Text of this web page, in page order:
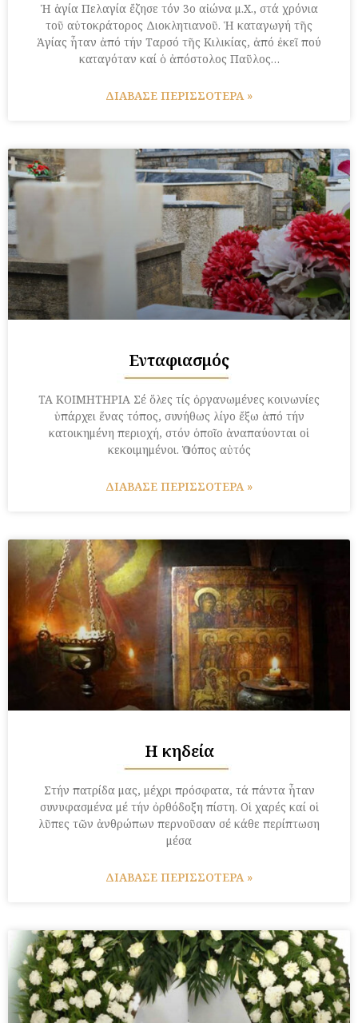
Ἡ ἁγία Πελαγία ἔζησε τόν 3ο αἰώνα μ.Χ., στά χρόνια
τοῦ αὐτοκράτορος Διοκλητιανοῦ. Ἡ καταγωγή τῆς
Ἁγίας ἦταν ἀπό τήν Ταρσό τῆς Κιλικίας, ἀπό ἐκεῖ πού
καταγόταν καί ὁ ἀπόστολος Παῦλος…
ΔΙΑΒΑΣΕ ΠΕΡΙΣΣΟΤΕΡΑ »
Ενταφιασμός
ΤΑ ΚΟΙΜΗΤΗΡΙΑ Σέ ὅλες τίς ὀργανωμένες κοινωνίες
ὑπάρχει ἕνας τόπος, συνήθως λίγο ἔξω ἀπό τήν
κατοικημένη περιοχή, στόν ὁποῖο ἀναπαύονται οἱ
κεκοιμημένοι. Ὁ τόπος αὐτός
ΔΙΑΒΑΣΕ ΠΕΡΙΣΣΟΤΕΡΑ »
Η κηδεία
Στήν πατρίδα μας, μέχρι πρόσφατα, τά πάντα ἦταν
συνυφασμένα μέ τήν ὀρθόδοξη πίστη. Οἱ χαρές καί οἱ
λῦπες τῶν ἀνθρώπων περνοῦσαν σέ κάθε περίπτωση
μέσα
ΔΙΑΒΑΣΕ ΠΕΡΙΣΣΟΤΕΡΑ »